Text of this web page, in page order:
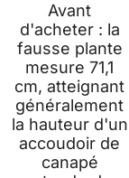
Fausse Plante Idéal
pour la Décoration
de Salon, Chambre,
Bureau et Jardin（1
Pot）
Avant
d'acheter : la
fausse plante
mesure 71,1
cm, atteignant
généralement
la hauteur d'un
accoudoir de
canapé